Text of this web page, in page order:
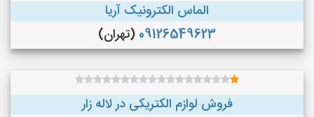
الماس الکترونیک آریا
09126549623 (تهران)
فروش لوازم الکتریکی در لاله زار